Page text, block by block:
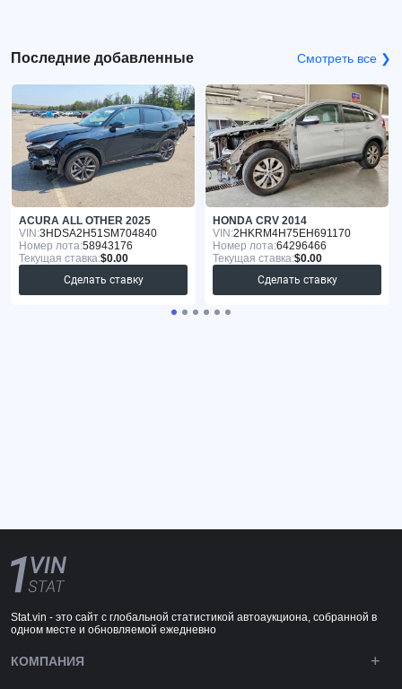
Последние добавленные Смотреть все ❯
ACURA ALL OTHER 2025
VIN:3HDSA2H51SM704840
Номер лота:58943176
Текущая ставка:$0.00
Сделать ставку
HONDA CRV 2014
VIN:2HKRM4H75EH691170
Номер лота:64296466
Текущая ставка:$0.00
Сделать ставку
Stat.vin - это сайт с глобальной статистикой автоаукциона, собранной в
одном месте и обновляемой ежедневно
КОМПАНИЯ